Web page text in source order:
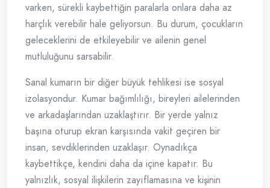
varken, sürekli kaybettiğin paralarla onlara daha az
harçlık verebilir hale geliyorsun. Bu durum, çocukların
geleceklerini de etkileyebilir ve ailenin genel
mutluluğunu sarsabilir.
Sanal kumarın bir diğer büyük tehlikesi ise sosyal
izolasyondur. Kumar bağımlılığı, bireyleri ailelerinden
ve arkadaşlarından uzaklaştırır. Bir yerde yalnız
başına oturup ekran karşısında vakit geçiren bir
insan, sevdiklerinden uzaklaşır. Oynadıkça
kaybettikçe, kendini daha da içine kapatır. Bu
yalnızlık, sosyal ilişkilerin zayıflamasına ve kişinin